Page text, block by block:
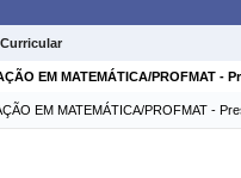
EM MATEMÁTICA/PROFMAT -
EM MATEMÁTICA/PROFMAT -